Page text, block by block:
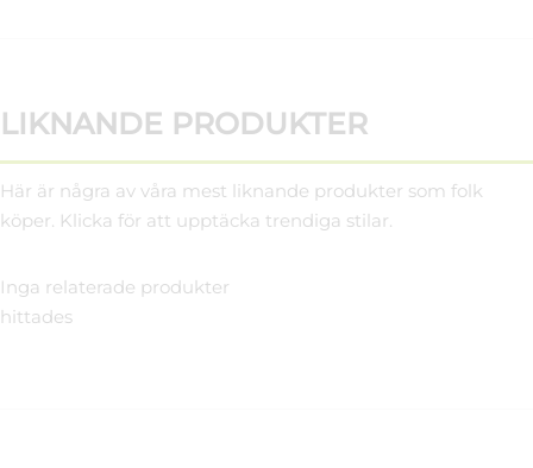
LIKNANDE PRODUKTER
Här är några av våra mest liknande produkter som folk
köper. Klicka för att upptäcka trendiga stilar.
Inga relaterade produkter
hittades